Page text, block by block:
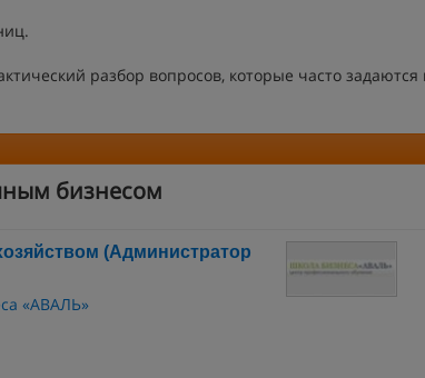
разбор вопросов, которые часто задаются
бизнесом
(Администратор
«АВАЛЬ»